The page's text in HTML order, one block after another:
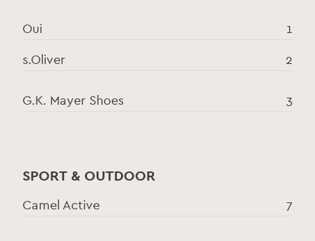
Oui 1
s.Oliver 2
G.K. Mayer Shoes 3
SPORT & OUTDOOR
Camel Active 7